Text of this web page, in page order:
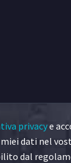
privacye
dati nel
dal